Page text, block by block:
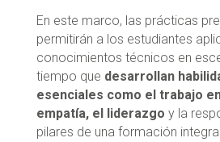
En este marco, las prácticas
permitirán a los estudiantes
conocimientos técnicos en
tiempo que desarrollan
esenciales como el trabajo
empatía, el liderazgo y la
pilares de una formación